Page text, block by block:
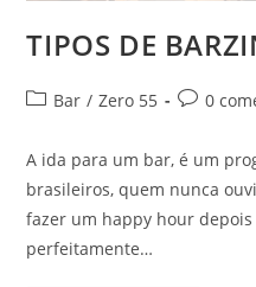
TIPOS DE
Categoria
post:
Bar / Zero 55
post:
0
A ida para um bar, é um
brasileiros, quem nunca
fazer um happy hour depois
perfeitamente…